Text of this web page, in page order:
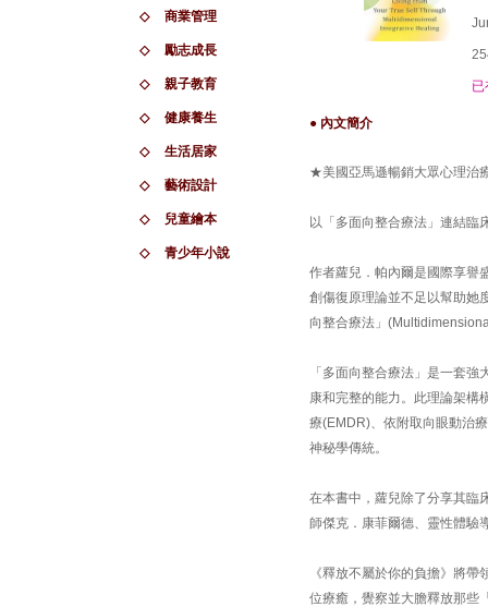
◇ 商業管理
◇ 勵志成長
◇ 親子教育
◇ 健康養生
◇ 生活居家
◇ 藝術設計
◇ 兒童繪本
◇ 青少年小說
● 內文簡介
★美國亞馬遜暢銷大眾心理治
以「多面向整合療法」連結臨
作者蘿兒．帕內爾是國際享譽
創傷復原理論並不足以幫助她
向整合療法」
「多面向整合療法」是一套
康和完整的能力。此理論架構
療(EMDR)、依附取向眼動治
神秘學傳統。
在本書中，蘿兒除了分享其臨
師傑克．康菲爾德、靈性體驗
《釋放不屬於你的負擔》將
位療癒，覺察並大膽釋放那些